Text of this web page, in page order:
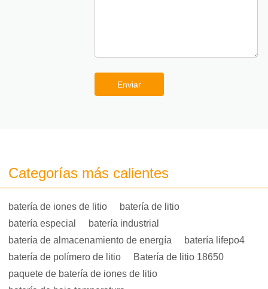
Enviar
Categorías más calientes
batería de iones de litio
batería de litio
batería especial
batería industrial
batería de almacenamiento de energía
batería lifepo4
batería de polímero de litio
Batería de litio 18650
paquete de batería de iones de litio